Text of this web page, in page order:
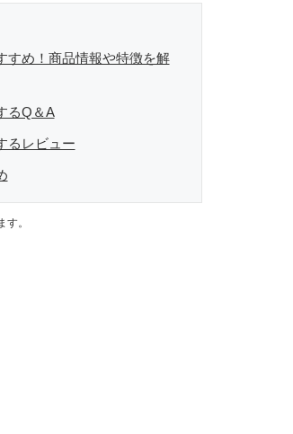
すめ！商品情報や特徴を解
るQ＆A
るレビュー
。